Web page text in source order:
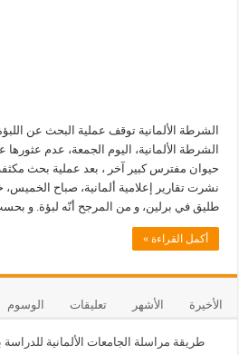
الشرطة الألمانية توقف عملية البحث عن
الشرطة الألمانية، اليوم الجمعة، عدم
حيوان مفترس كبير آخر ، بعد عملية بحث
نشرت تقارير إعلامية ألمانية، صباح
طليق في برلين، و من المرجح أنّه لبؤة. و
أكمل القراءة »
الأخيرة الأشهر تعليقات الوسوم
طريقة مراسلة الجامعات الألمانية للدراسة